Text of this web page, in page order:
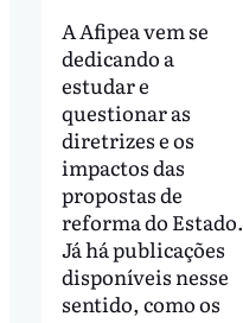
A Afipea vem se
dedicando a
estudar e
questionar as
diretrizes e os
impactos das
propostas de
reforma do Estado.
Já há publicações
disponíveis nesse
sentido, como os